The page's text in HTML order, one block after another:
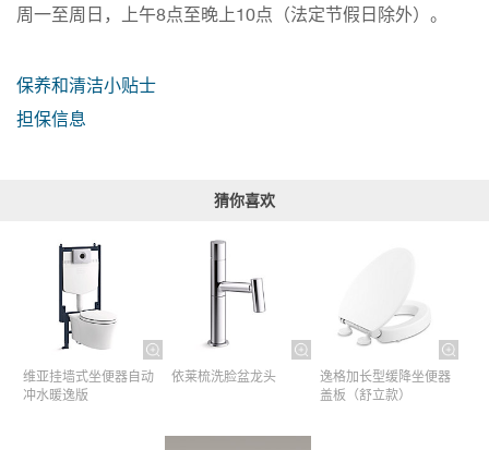
周一至周日，上午8点至晚上10点（法定节假日除外）。
保养和清洁小贴士
担保信息
猜你喜欢
维亚挂墙式坐便器自动
冲水暖逸版
依莱梳洗脸盆龙头
逸格加长型缓降坐便器
盖板（舒立款）